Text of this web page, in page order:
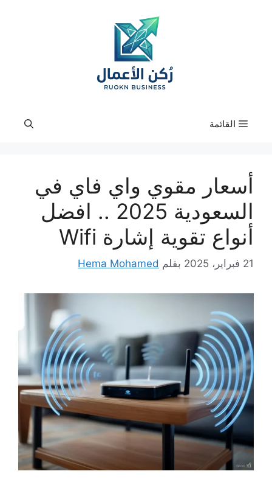
القائمة
أسعار مقوي واي فاي في
السعودية 2025 .. افضل
أنواع تقوية إشارة Wifi
21 فبراير، 2025 بقلم Hema Mohamed